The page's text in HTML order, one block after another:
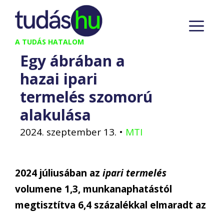
Kilépés
tartalomba
A TUDÁS HATALOM
Egy ábrában a
hazai ipari
termelés szomorú
alakulása
2024. szeptember 13. • MTI
2024 júliusában az ipari termelés
volumene 1,3, munkanaphatástól
megtisztítva 6,4 százalékkal elmaradt az